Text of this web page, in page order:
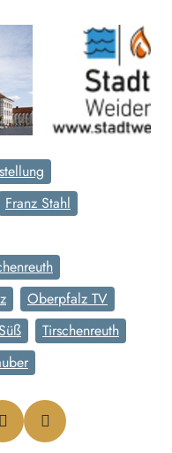
Franz Stahl
Oberpfalz TV
Tirschenreuth